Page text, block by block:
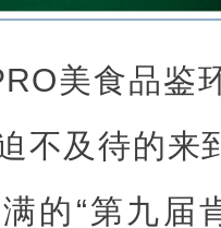
美食品鉴
不及待的来
的“第九届